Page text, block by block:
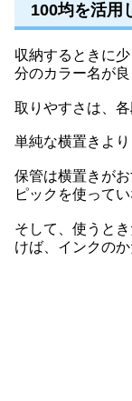
100均を活用
収納するときに
分のカラー名が良
取りやすさは、各
単純な横置きよ
保管は横置きが
ピックを使って
そして、使うと
けば、インクの